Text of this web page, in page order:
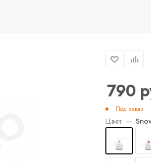
790
Под заказ
Цвет —